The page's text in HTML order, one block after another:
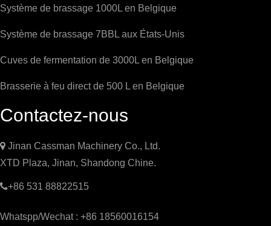
Système de brassage 1000L en Belgique
Système de brassage 7BBL aux États-Unis
Cuves de fermentation de 3000L en Belgique
Brasserie à feu direct de 500 L en Belgique
Contactez-nous
 Jinan Cassman Machinery Co., Ltd.
XTD Plaza, Jinan, Shandong Chine.
+86 531 88822515
Whatspp/Wechat : +86 18560016154